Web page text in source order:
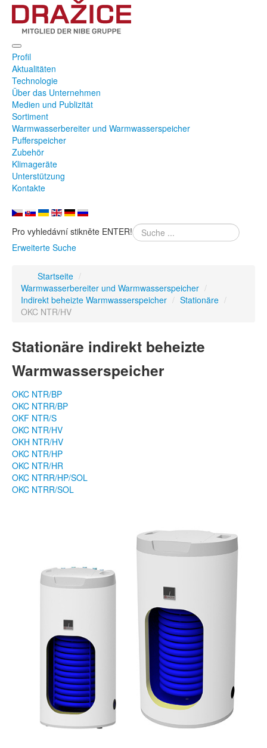
Profil
Aktualitäten
Technologie
Über das Unternehmen
Medien und Publizität
Sortiment
Warmwasserbereiter und Warmwasserspeicher
Pufferspeicher
Zubehör
Klimageräte
Unterstützung
Kontakte
Pro vyhledávní stikněte ENTER!
Erweiterte Suche
Startseite /
Warmwasserbereiter und Warmwasserspeicher /
Indirekt beheizte Warmwasserspeicher / Stationäre /
OKC NTR/HV
Stationäre indirekt beheizte
Warmwasserspeicher
OKC NTR/BP
OKC NTRR/BP
OKF NTR/S
OKC NTR/HV
OKH NTR/HV
OKC NTR/HP
OKC NTR/HR
OKC NTRR/HP/SOL
OKC NTRR/SOL